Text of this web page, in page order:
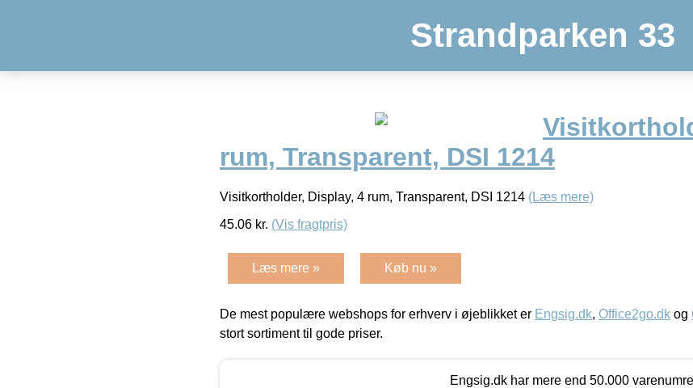
Strandparken 33
rum, Transparent, DSI 1214
Visitkortholder, Display, 4 rum, Transparent, DSI 1214 (Læs mere)
45.06 kr. (Vis fragtpris)
Læs mere » Køb nu »
De mest populære webshops for erhverv i øjeblikket er Engsig.dk, Office2go.dk og
stort sortiment til gode priser.
Engsig.dk har mere end 50.000